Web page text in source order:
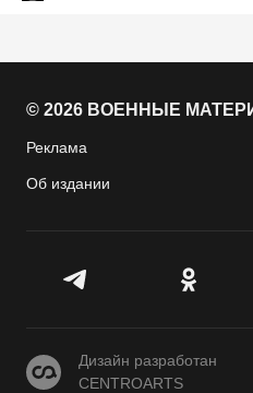
© 2026 ВОЕННЫЕ
Реклама
Об издании
CENTROARTS